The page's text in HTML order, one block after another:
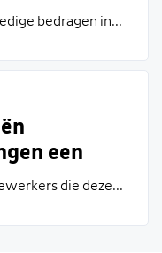
van
3 van deze
bedragen in...
een
die deze...